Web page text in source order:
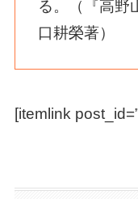
る。（『高野
口耕榮著）
[itemlink